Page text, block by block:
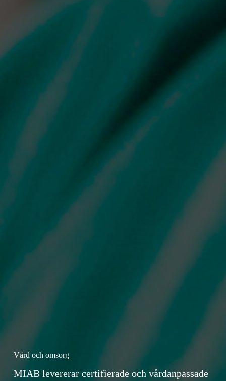
Vård och omsorg
MIAB levererar certifierade och vårdanpassade